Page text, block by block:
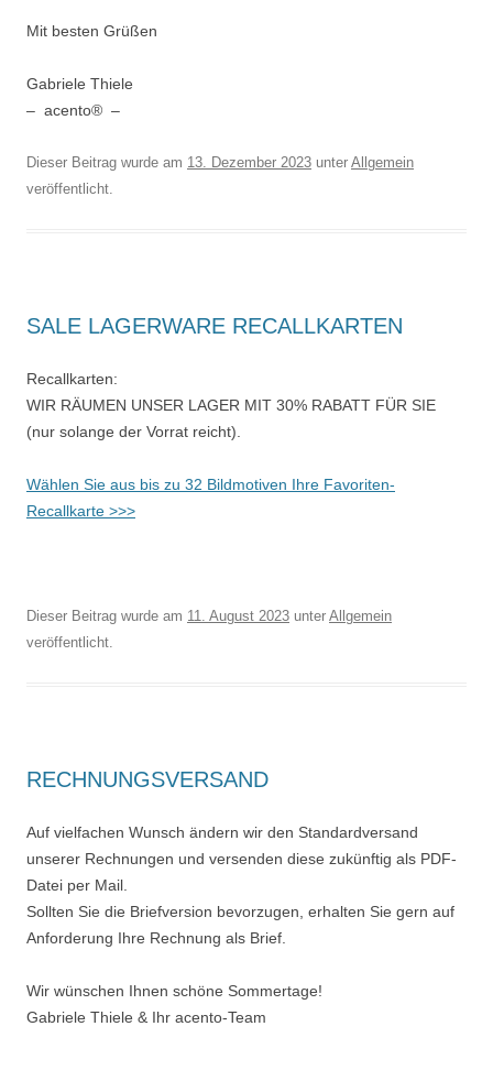
Mit besten Grüßen
Gabriele Thiele
– acento® –
Dieser Beitrag wurde am 13. Dezember 2023 unter Allgemein
veröffentlicht.
SALE LAGERWARE RECALLKARTEN
Recallkarten:
WIR RÄUMEN UNSER LAGER MIT 30% RABATT FÜR SIE
(nur solange der Vorrat reicht).
Wählen Sie aus bis zu 32 Bildmotiven Ihre Favoriten-
Recallkarte >>>
Dieser Beitrag wurde am 11. August 2023 unter Allgemein
veröffentlicht.
RECHNUNGSVERSAND
Auf vielfachen Wunsch ändern wir den Standardversand
unserer Rechnungen und versenden diese zukünftig als PDF-
Datei per Mail.
Sollten Sie die Briefversion bevorzugen, erhalten Sie gern auf
Anforderung Ihre Rechnung als Brief.
Wir wünschen Ihnen schöne Sommertage!
Gabriele Thiele & Ihr acento-Team